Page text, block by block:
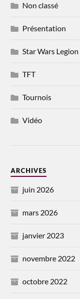
Non classé
Présentation
Star Wars Legion
TFT
Tournois
Vidéo
ARCHIVES
juin 2026
mars 2026
janvier 2023
novembre 2022
octobre 2022